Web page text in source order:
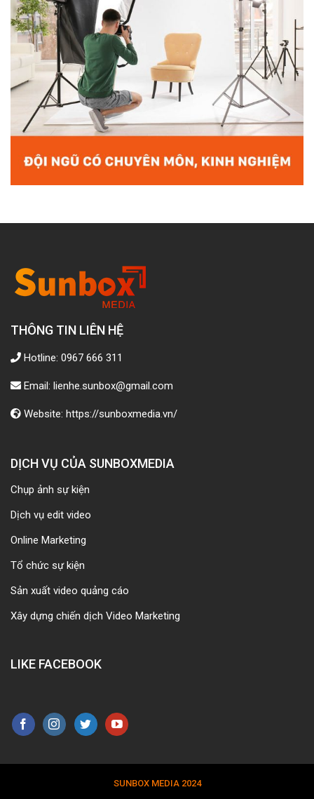
THÔNG TIN LIÊN HỆ
Hotline: 0967 666 311
Email: lienhe.sunbox@gmail.com
Website: https://sunboxmedia.vn/
DỊCH VỤ CỦA SUNBOXMEDIA
Chụp ảnh sự kiện
Dịch vụ edit video
Online Marketing
Tổ chức sự kiện
Sản xuất video quảng cáo
Xây dựng chiến dịch Video Marketing
LIKE FACEBOOK
SUNBOX MEDIA 2024